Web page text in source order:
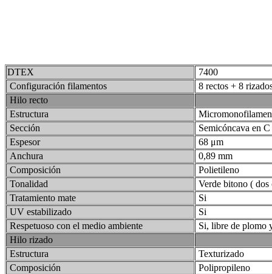
DTEX
7400
Configuración filamentos
8 rectos + 8
Hilo recto
Estructura
Sección
Semicóncava en C
Espesor
68 μm
Anchura
0,89 mm
Composición
Polietileno
Tonalidad
Verde bitono ( dos
Tratamiento mate
Si
UV estabilizado
Si
Respetuoso con el medio ambiente
Si, libre de plomo
Hilo rizado
Estructura
Texturizado
Composición
Polipropileno